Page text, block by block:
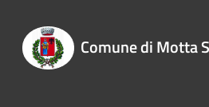
Comune di Motta